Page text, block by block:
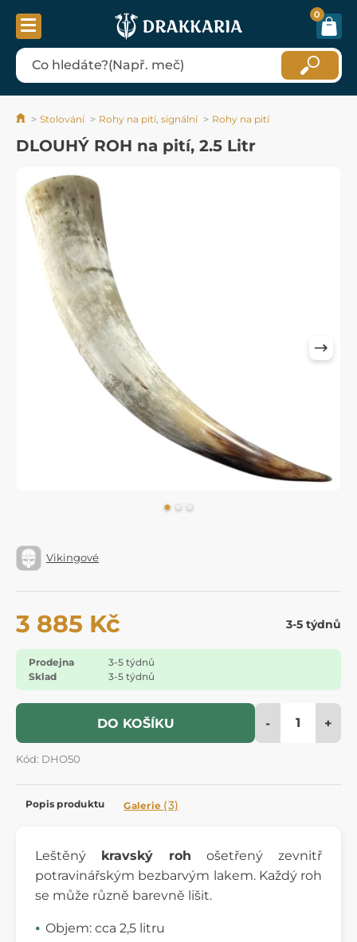
0
Stolování Rohy na pití, signální Rohy na pití
DLOUHÝ ROH na pití, 2.5 Litr
Vikingové
3 885 Kč 3-5 týdnů
Prodejna
3-5 týdnů
Sklad
3-5 týdnů
DO KOŠÍKU - +
Kód: DHO50
Popis produktu Galerie (3)
Leštěný kravský roh ošetřený zevnitř
potravinářským bezbarvým lakem. Každý roh
se může různě barevně lišit.
Objem: cca 2,5 litru